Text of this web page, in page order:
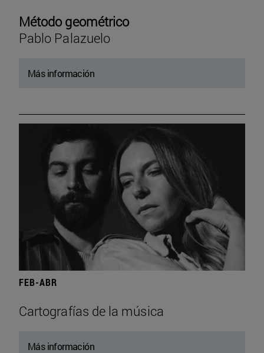
Método geométrico
Pablo Palazuelo
Más información
FEB-ABR
Cartografías de la música
Más información